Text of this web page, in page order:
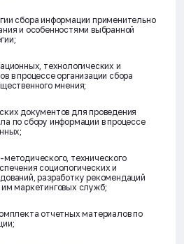
сбора информации применительно
и особенностями выбранной
технологических и
в процессе организации сбора
мнения;
документов для проведения
по сбору информации в процессе
технического
социологических и
разработку рекомендаций
маркетинговых служб;
отчетных материалов по